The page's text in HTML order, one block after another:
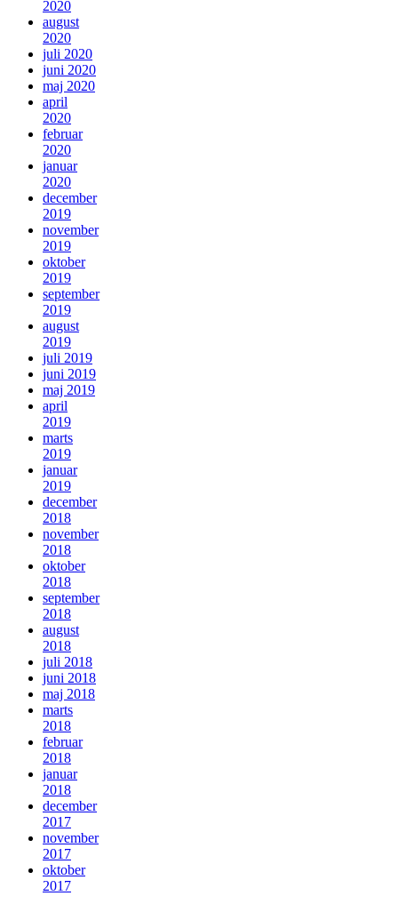
2020
august
2020
juli 2020
juni 2020
maj 2020
april
2020
februar
2020
januar
2020
december
2019
november
2019
oktober
2019
september
2019
august
2019
juli 2019
juni 2019
maj 2019
april
2019
marts
2019
januar
2019
december
2018
november
2018
oktober
2018
september
2018
august
2018
juli 2018
juni 2018
maj 2018
marts
2018
februar
2018
januar
2018
december
2017
november
2017
oktober
2017